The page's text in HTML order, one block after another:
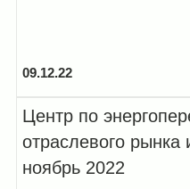
09.12.22
Центр по
отраслевого рынка
ноябрь 2022